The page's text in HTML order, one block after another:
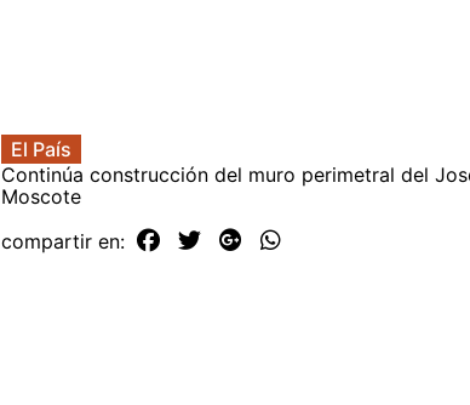
El País
Continúa construcción del muro perimetral del
Moscote
compartir en: